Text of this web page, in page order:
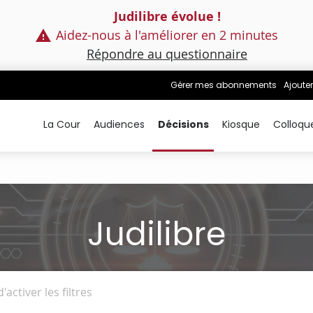
Judilibre évolue !
Aidez-nous à l'améliorer en 2 minutes
Répondre au questionnaire
Gérer mes abonnements
La Cour Audiences Décisions Kiosque
Judilibre